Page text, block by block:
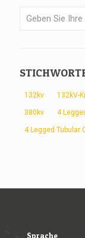
132kv 132kV-
380kv 4
4 Legged Tubular
Sprache